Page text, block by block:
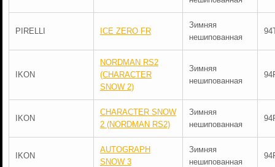
PIRELLI ICE ZERO FR
Зимняя
нешипованная
IKON
NORDMAN RS2
(CHARACTER
SNOW 2)
Зимняя
нешипованная
IKON
CHARACTER SNOW
2 (NORDMAN RS2)
Зимняя
нешипованная
IKON
AUTOGRAPH
SNOW 3
Зимняя
нешипованная